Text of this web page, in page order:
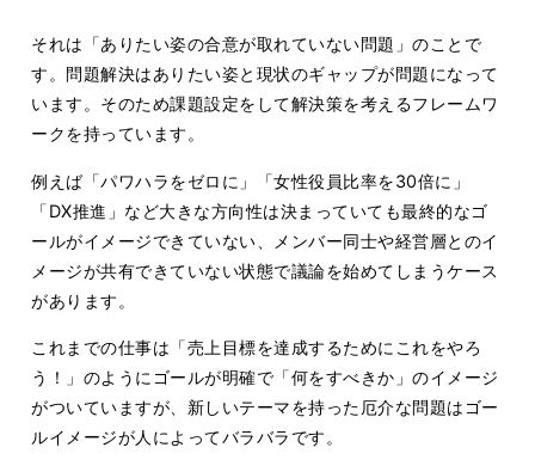
それは「ありたい姿の合意が取れていない問題」のことで
す。問題解決はありたい姿と現状のギャップが問題になって
います。そのため課題設定をして解決策を考えるフレームワ
ークを持っています。
例えば「パワハラをゼロに」「女性役員比率を30倍に」
「DX推進」など大きな方向性は決まっていても最終的なゴ
ールがイメージできていない、メンバー同士や経営層とのイ
メージが共有できていない状態で議論を始めてしまうケース
があります。
これまでの仕事は「売上目標を達成するためにこれをやろ
う！」のようにゴールが明確で「何をすべきか」のイメージ
がついていますが、新しいテーマを持った厄介な問題はゴー
ルイメージが人によってバラバラです。